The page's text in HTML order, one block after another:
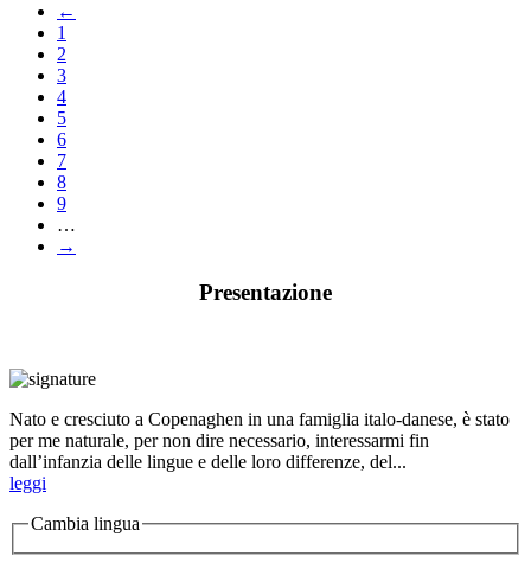
←
1
2
3
4
5
6
7
8
9
…
→
Presentazione
Nato e cresciuto a Copenaghen in una famiglia italo-danese, è stato
per me naturale, per non dire necessario, interessarmi fin
dall’infanzia delle lingue e delle loro differenze, del...
leggi
Cambia lingua